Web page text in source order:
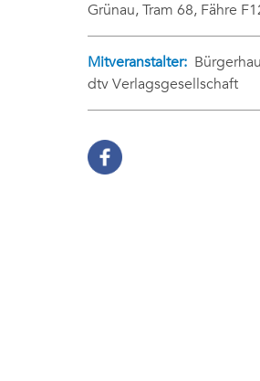
Grünau, Tram 68, Fähre
Mitveranstalter:
dtv Verlagsgesellschaft